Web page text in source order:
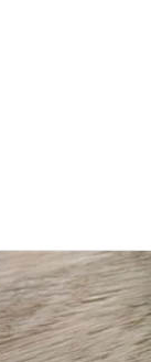
"до
чи варто